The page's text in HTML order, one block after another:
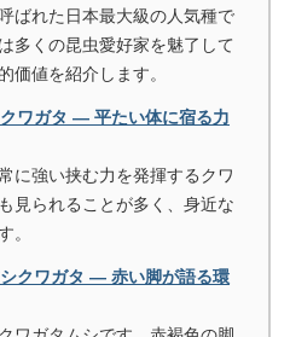
ばれた日本最大級の人気種で
多くの昆虫愛好家を魅了して
価値を紹介します。
ワガタ ― 平たい体に宿る力
に強い挟む力を発揮するクワ
見られることが多く、身近な
。
クワガタ ― 赤い脚が語る環